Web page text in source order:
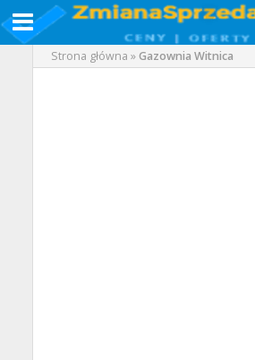
Strona główna »Gazownia Witnica